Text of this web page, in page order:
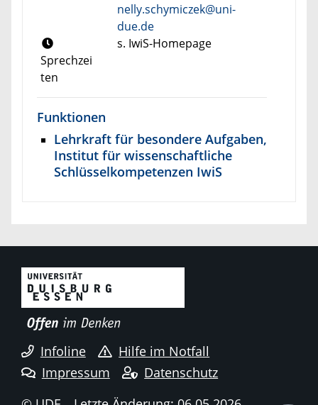
nelly.schymiczek@uni-
due.de
Sprechzei
ten
s. IwiS-Homepage
Funktionen
Lehrkraft für besondere Aufgaben,
Institut für wissenschaftliche
Schlüsselkompetenzen IwiS
Infoline
Hilfe im Notfall
Impressum
Datenschutz